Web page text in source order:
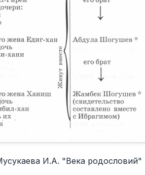
И.А. "Века родословий"